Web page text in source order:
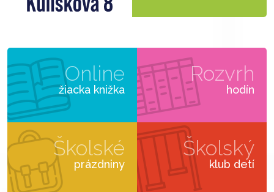
Online
žiacka knižka
Rozvrh
hodín
Školské
prázdniny
Školský
klub detí